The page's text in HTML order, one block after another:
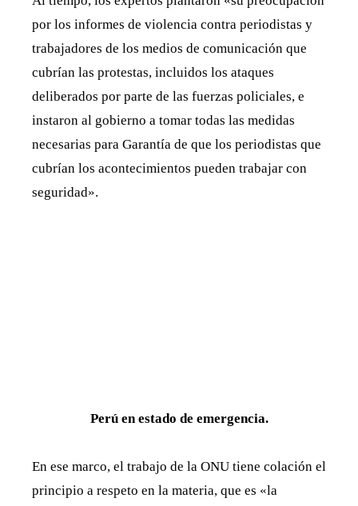
por los informes de violencia contra periodistas y
trabajadores de los medios de comunicación que
cubrían las protestas, incluidos los ataques
deliberados por parte de las fuerzas policiales, e
instaron al gobierno a tomar todas las medidas
necesarias para Garantía de que los periodistas que
cubrían los acontecimientos pueden trabajar con
seguridad».
Perú en estado de emergencia.
En ese marco, el trabajo de la ONU tiene colación el
principio a respeto en la materia, que es «la